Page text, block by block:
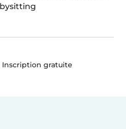
Inscription gratuite